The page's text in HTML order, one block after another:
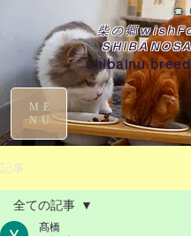
☎
柴の郷
shibainu
ME
NU
記事
全ての記事
髙橋